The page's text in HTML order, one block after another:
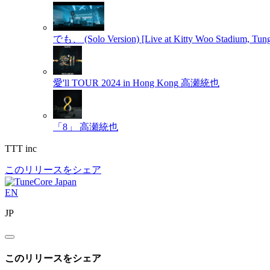
でも、 (Solo Version) [Live at Kitty Woo Stadium,
愛'll TOUR 2024 in Hong Kong 高瀬統也
「8」 高瀬統也
TTT inc
このリリースをシェア
EN
JP
このリリースをシェア